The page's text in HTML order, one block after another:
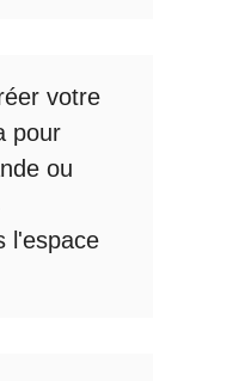
votre
pour
ou
l'espace